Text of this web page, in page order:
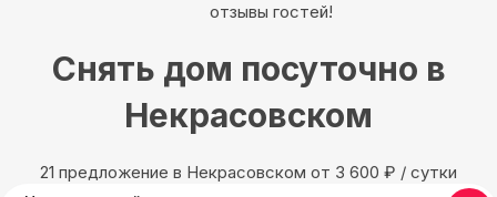
отзывы гостей!
Снять дом посуточно в
Некрасовском
21 предложение в Некрасовском oт 3 600 ₽ / сутки